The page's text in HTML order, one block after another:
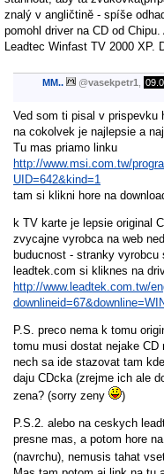
znalý v angličtině - spíše
pomohl driver na CD od
Leadtec Winfast TV 2000 XP.
MM.. @vasekpetr1
Ved som ti pisal v prispevku
na cokolvek je najlepsie a
Tu mas priamo linku
http://www.msi.com.tw/
UID=642&kind=1
tam si klikni hore na
k TV karte je lepsie original
zvycajne vyrobca na web
buducnost - stranky vyrobcu
leadtek.com si kliknes na
http://www.leadtek.com.tw/
P.S. preco nema k tomu
tomu musi dostat nejake CD
nech sa ide stazovat tam
daju CDcka (zrejme ich ale
zena? (sorry zeny
)
P.S.2. alebo na ceskych
presne mas, a potom hore
(navrchu), nemusis tahat